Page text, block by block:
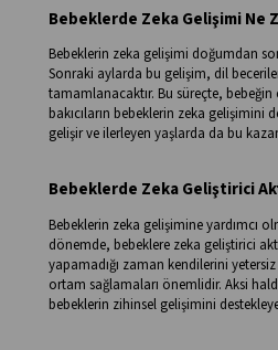
Bebeklerde Zeka Gelişimi Ne
Bebeklerin zeka gelişimi doğumdan
Sonraki aylarda bu gelişim, dil
tamamlanacaktır. Bu süreçte,
bakıcıların bebeklerin zeka
gelişir ve ilerleyen yaşlarda da bu
Bebeklerde Zeka Geliştirici
Bebeklerin zeka gelişimine yardımcı
dönemde, bebeklere zeka geliştirici
yapamadığı zaman kendilerini
ortam sağlamaları önemlidir. Aksi
bebeklerin zihinsel gelişimini